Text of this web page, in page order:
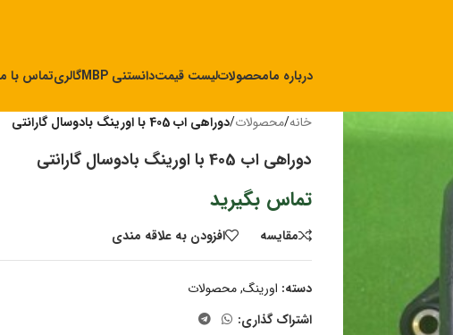
درباره مامحصولاتلیست قیمتدانستنی MBP گالریتماس با
خانه/محصولات/دوراهی اب 405 با اورینگ بادوسال گارانتی
دوراهی اب 405 با اورینگ بادوسال گارانتی
تماس بگیرید
مقايسه افزودن به علاقه مندی
دسته: اورینگ, محصولات
اشتراک گذاری: